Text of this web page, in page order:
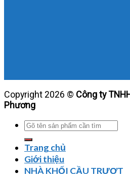
Copyright 2026 © Công ty
Phương
Tìm
kiếm:
Trang chủ
Giới thiệu
NHÀ KHỐI CẦU TRƯỢT